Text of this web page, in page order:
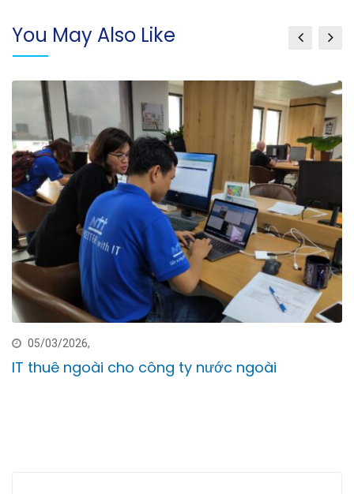
You May Also Like
05/03/2026,
IT thuê ngoài cho công ty nước ngoài